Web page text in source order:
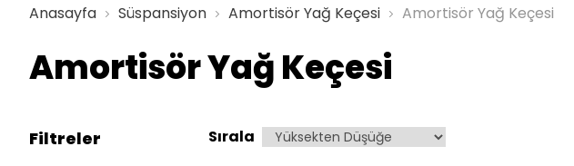
Anasayfa Süspansiyon Amortisör Yağ Keçesi Amortisör Yağ Keçesi
Amortisör Yağ Keçesi
Filtreler Sırala